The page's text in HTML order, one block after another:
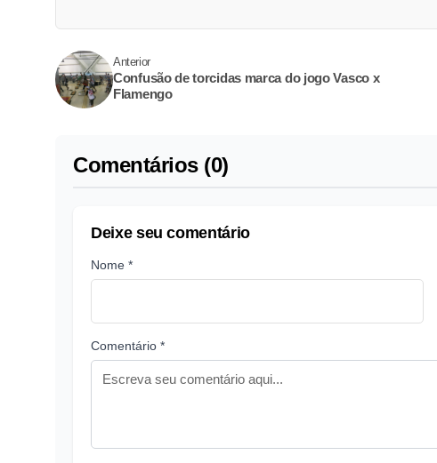
Anterior
Confusão de torcidas marca do jogo Vasco x
Flamengo
Comentários (0)
Deixe seu comentário
Nome *
Comentário *